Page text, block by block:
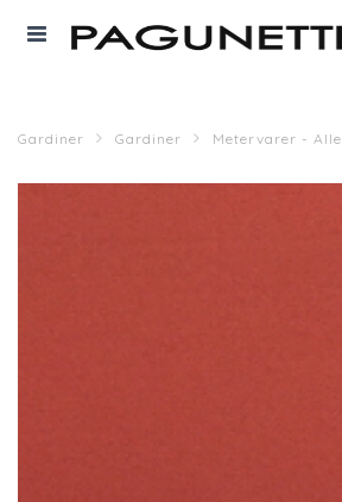
Gardiner Gardiner Metervarer - Alle